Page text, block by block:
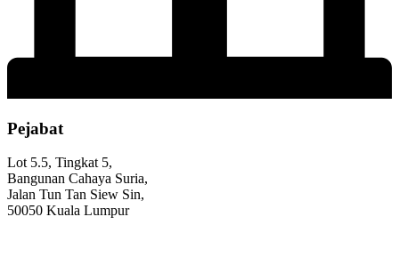
Pejabat
Lot 5.5, Tingkat 5,
Bangunan Cahaya Suria,
Jalan Tun Tan Siew Sin,
50050 Kuala Lumpur